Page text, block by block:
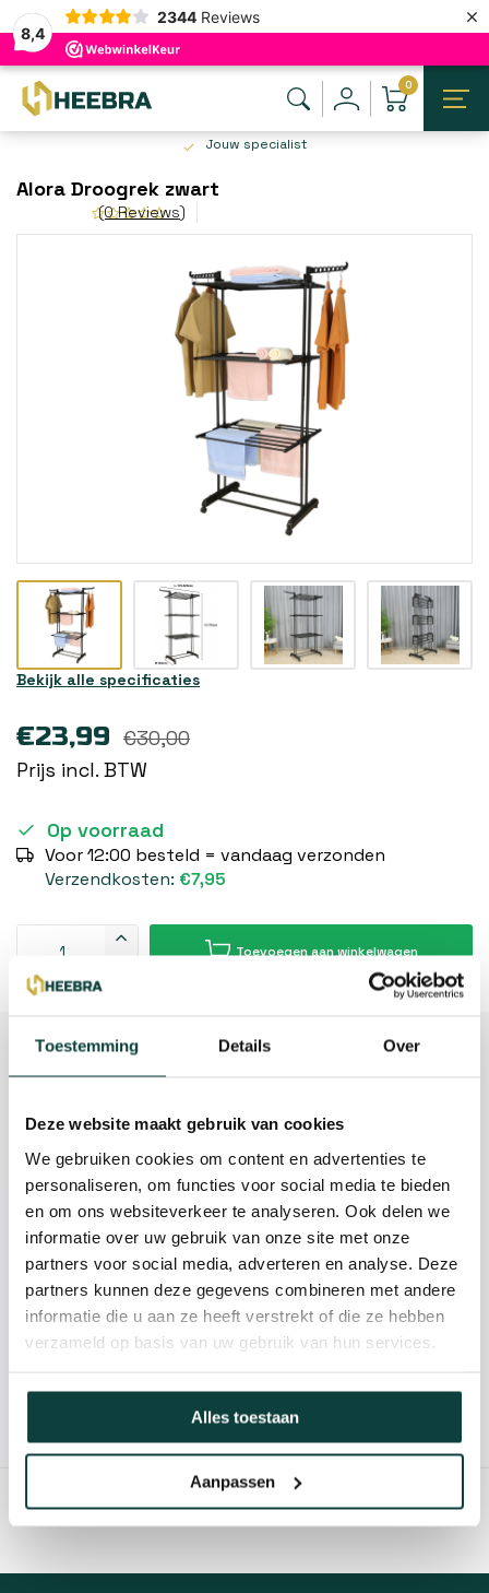
Toestemming Details Over
Deze website maakt gebruik van cookies
We gebruiken cookies om content en advertenties te
personaliseren, om functies voor social media te bieden
en om ons websiteverkeer te analyseren. Ook delen we
informatie over uw gebruik van onze site met onze
partners voor social media, adverteren en analyse. Deze
partners kunnen deze gegevens combineren met andere
informatie die u aan ze heeft verstrekt of die ze hebben
verzameld op basis van uw gebruik van hun services.
Alles toestaan
Aanpassen
8,4
2344 Reviews ×
0
Jouw specialist
Alora Droogrek zwart
(0 Reviews)
Bekijk alle specificaties
€23,99 €30,00
Prijs incl. BTW
Op voorraad
Voor 12:00 besteld = vandaag verzonden
Verzendkosten: €7,95
Toevoegen aan winkelwagen
Beschrijving
Specificaties
Kunnen we je helpen?
085-2121757
info@heebra.com
Hovenier of klusbedrijf? Neem contact met ons op voor
10% korting!